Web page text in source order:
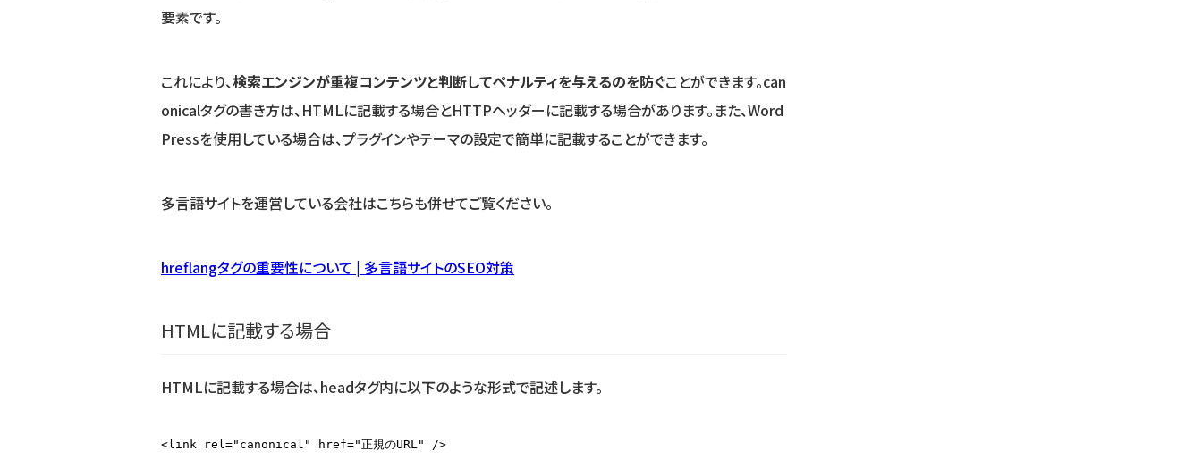
要素です。
これにより、検索エンジンが重複コンテンツと判断してペナルティを与えるのを防ぐことができます。can
onicalタグの書き方は、HTMLに記載する場合とHTTPヘッダーに記載する場合があります。また、Word
Pressを使用している場合は、プラグインやテーマの設定で簡単に記載することができます。
多言語サイトを運営している会社はこちらも併せてご覧ください。
hreflangタグの重要性について | 多言語サイトのSEO対策
HTMLに記載する場合
HTMLに記載する場合は、headタグ内に以下のような形式で記述します。
<link rel="canonical" href="正規のURL" />